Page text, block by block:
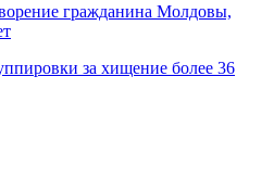
гражданина Молдовы,
за хищение более 36